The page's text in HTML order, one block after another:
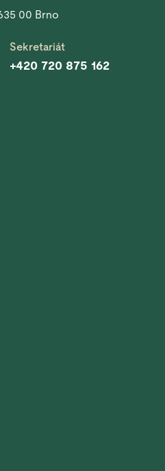
00 Brno
Sekretariát
+420 720 875 162